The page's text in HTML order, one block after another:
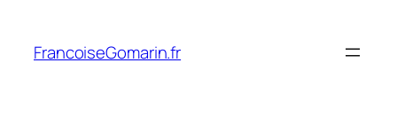
contenu
FrancoiseGomarin.fr